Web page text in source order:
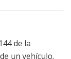
de la
un vehículo.